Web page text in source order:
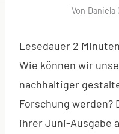
Von Daniela
Lesedauer 2 Minuten
Wie können wir
nachhaltiger
Forschung werden?
ihrer Juni-Ausgabe